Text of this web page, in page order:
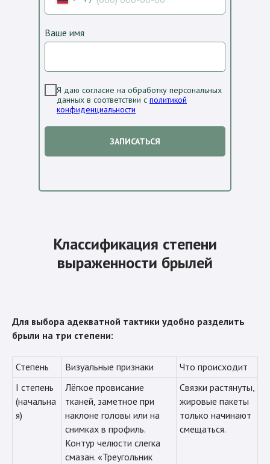
Ваше имя
Я даю согласие на обработку персональных
данных в соответствии с политикой
конфиденциальности
ЗАПИСАТЬСЯ
Классификация степени
выраженности брылей
Для выбора адекватной тактики удобно разделить
брыли на три степени:
Степень Визуальные признаки
Что происходит
I степень
(начальна
я)
Лёгкое провисание
тканей, заметное при
наклоне головы или на
снимках в профиль.
Контур челюсти слегка
смазан. «Треугольник
Связки растянуты,
жировые пакеты
только начинают
смещаться.